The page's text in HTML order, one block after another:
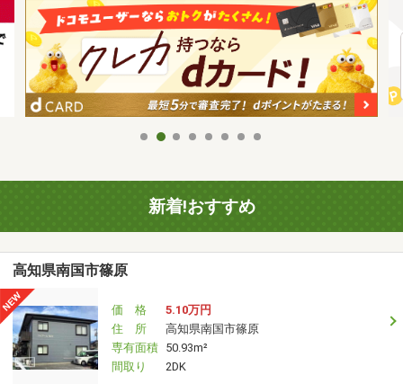
新着!おすすめ
高知県南国市篠原
価 格
5.10万円
住 所
高知県南国市篠原
専有面積 50.93m²
間取り
2DK